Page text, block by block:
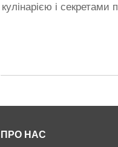
кулінарією і секретами
ПРО НАС